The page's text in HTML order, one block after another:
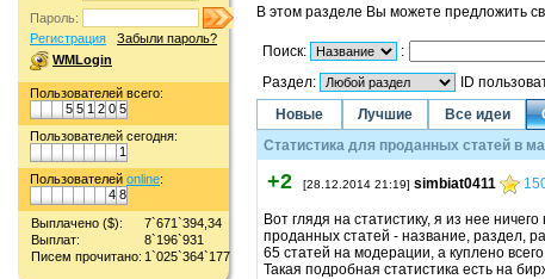
Пароль:
Регистрация
Забыли пароль?
WMLogin
Пользователей всего:
5 5 1 2 0 5
Пользователей сегодня:
1
Пользователей online:
4 8
Выплачено ($):
7`671`394,34
Выплат:
8`196`931
Писем прочитано: 1`025`364`177
В этом разделе Вы можете предложить
Поиск:
:
Раздел:
ID
Новые
Лучшие Все идеи
Статистика для проданных статей в
+2 [28.12.2014 21:19] simbiat0411
Вот глядя на статистику, я из нее
проданных статей - название, раздел,
65 статей на модерации, а куплено
Такая подробная статистика есть на